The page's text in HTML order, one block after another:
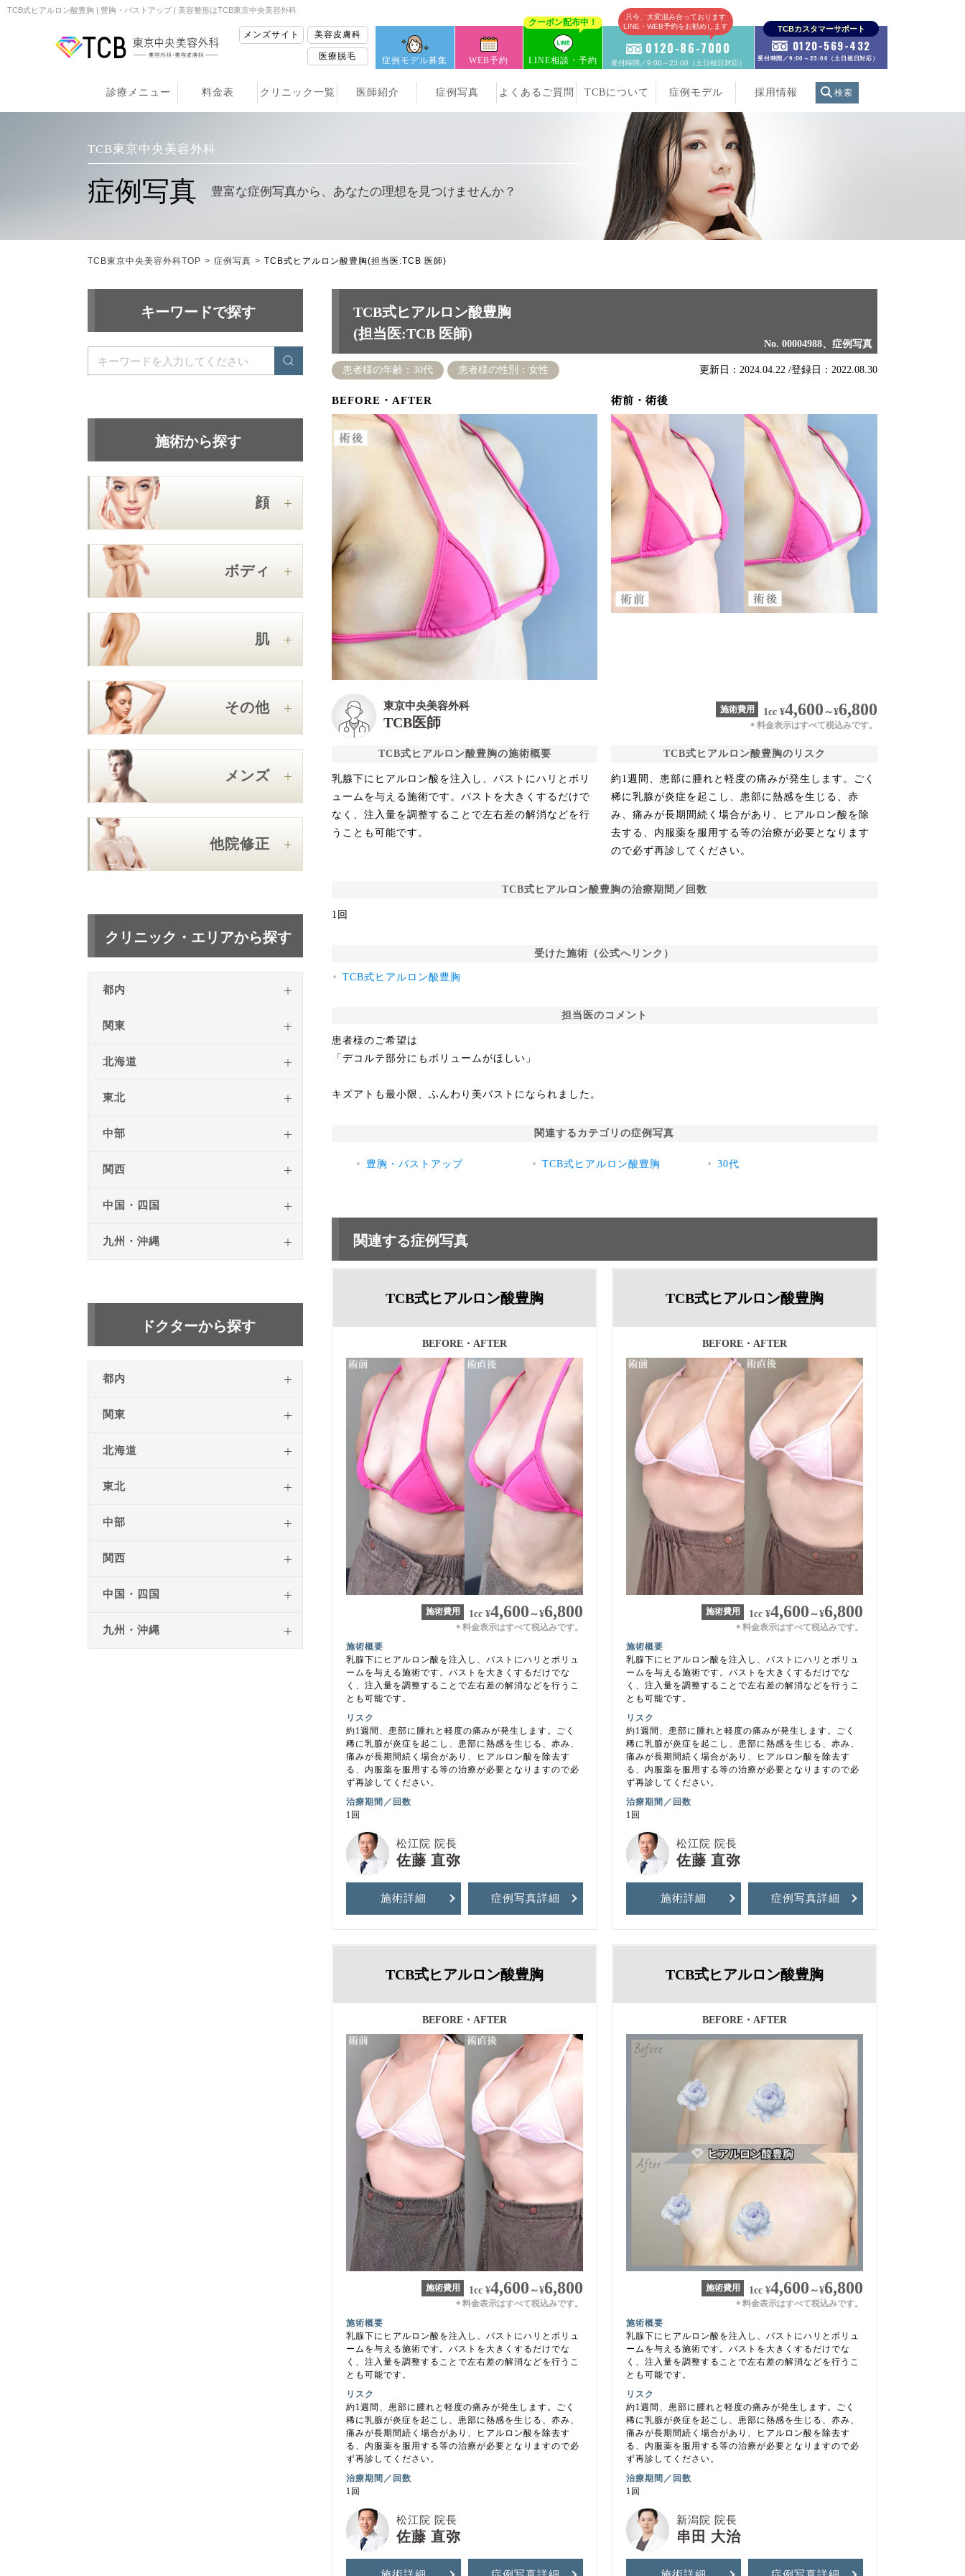
TCB式ヒアルロン酸豊胸 | 豊胸・バストアップ | 美容整形はTCB東京中央美容外科
メンズサイト 美容皮膚科
医療脱毛 症例モデル募集 WEB予約
クーポン配布中！
LINE相談・予約
只今、大変混み合っております
LINE・WEB予約をお勧めします
0120-86-7000
受付時間／9:00～23:00（土日祝日対応）
TCBカスタマーサポート
0120-569-432
受付時間／9:00～23:00（土日祝日対応）
診療メニュー 料金表 クリニック一覧 医師紹介 症例写真 よくあるご質問 TCBについて 症例モデル 採用情報 検索
TCB東京中央美容外科
症例写真 豊富な症例写真から、 あなたの理想を見つけませんか？
TCB東京中央美容外科TOP > 症例写真 > TCB式ヒアルロン酸豊胸(担当医:TCB 医師)
キーワードで探す
施術から探す
顔
ボディ
肌
その他
メンズ
他院修正
クリニック・エリアから探す
都内
関東
北海道
東北
中部
関西
中国・四国
九州・沖縄
ドクターから探す
都内
関東
北海道
東北
中部
関西
中国・四国
九州・沖縄
TCB式ヒアルロン酸豊胸
(担当医:TCB 医師)
No. 00004988、症例写真
患者様の年齢：30代 患者様の性別：女性 更新日：2024.04.22 /登録日：2022.08.30
BEFORE・AFTER 術前・術後
東京中央美容外科
TCB医師
施術費用 1cc ¥4,600 ～¥6,800
＊ 料金表示はすべて税込みです。
TCB式ヒアルロン酸豊胸の施術概要
乳腺下にヒアルロン酸を注入し、バストにハリとボリ
ュームを与える施術です。バストを大きくするだけで
なく、注入量を調整することで左右差の解消などを行
うことも可能です。
TCB式ヒアルロン酸豊胸のリスク
約1週間、患部に腫れと軽度の痛みが発生します。ごく
稀に乳腺が炎症を起こし、患部に熱感を生じる、赤
み、痛みが長期間続く場合があり、ヒアルロン酸を除
去する、内服薬を服用する等の治療が必要となります
ので必ず再診してください。
TCB式ヒアルロン酸豊胸の治療期間／回数
1回
受けた施術（公式へリンク）
TCB式ヒアルロン酸豊胸
担当医のコメント
患者様のご希望は
「デコルテ部分にもボリュームがほしい」
キズアトも最小限、ふんわり美バストになられました。
関連するカテゴリの症例写真
豊胸・バストアップ TCB式ヒアルロン酸豊胸 30代
関連する症例写真
TCB式ヒアルロン酸豊胸
BEFORE・AFTER
施術費用 1cc ¥4,600 ～¥6,800
＊ 料金表示はすべて税込みです。
施術概要
乳腺下にヒアルロン酸を注入し、バストにハリとボリュ
ームを与える施術です。バストを大きくするだけでな
く、注入量を調整することで左右差の解消などを行うこ
とも可能です。
リスク
約1週間、患部に腫れと軽度の痛みが発生します。ごく
稀に乳腺が炎症を起こし、患部に熱感を生じる、赤み、
痛みが長期間続く場合があり、ヒアルロン酸を除去す
る、内服薬を服用する等の治療が必要となりますので必
ず再診してください。
治療期間／回数
1回
松江院 院長
佐藤 直弥
施術詳細 症例写真詳細
TCB式ヒアルロン酸豊胸
BEFORE・AFTER
施術費用 1cc ¥4,600 ～¥6,800
＊ 料金表示はすべて税込みです。
施術概要
乳腺下にヒアルロン酸を注入し、バストにハリとボリュ
ームを与える施術です。バストを大きくするだけでな
く、注入量を調整することで左右差の解消などを行うこ
とも可能です。
リスク
約1週間、患部に腫れと軽度の痛みが発生します。ごく
稀に乳腺が炎症を起こし、患部に熱感を生じる、赤み、
痛みが長期間続く場合があり、ヒアルロン酸を除去す
る、内服薬を服用する等の治療が必要となりますので必
ず再診してください。
治療期間／回数
1回
松江院 院長
佐藤 直弥
施術詳細 症例写真詳細
TCB式ヒアルロン酸豊胸
BEFORE・AFTER
施術費用 1cc ¥4,600 ～¥6,800
＊ 料金表示はすべて税込みです。
施術概要
乳腺下にヒアルロン酸を注入し、バストにハリとボリュ
ームを与える施術です。バストを大きくするだけでな
く、注入量を調整することで左右差の解消などを行うこ
とも可能です。
リスク
約1週間、患部に腫れと軽度の痛みが発生します。ごく
稀に乳腺が炎症を起こし、患部に熱感を生じる、赤み、
痛みが長期間続く場合があり、ヒアルロン酸を除去す
る、内服薬を服用する等の治療が必要となりますので必
ず再診してください。
治療期間／回数
1回
松江院 院長
佐藤 直弥
TCB式ヒアルロン酸豊胸
BEFORE・AFTER
施術費用 1cc ¥4,600 ～¥6,800
＊ 料金表示はすべて税込みです。
施術概要
乳腺下にヒアルロン酸を注入し、バストにハリとボリュ
ームを与える施術です。バストを大きくするだけでな
く、注入量を調整することで左右差の解消などを行うこ
とも可能です。
リスク
約1週間、患部に腫れと軽度の痛みが発生します。ごく
稀に乳腺が炎症を起こし、患部に熱感を生じる、赤み、
痛みが長期間続く場合があり、ヒアルロン酸を除去す
る、内服薬を服用する等の治療が必要となりますので必
ず再診してください。
治療期間／回数
1回
新潟院 院長
串田 大治